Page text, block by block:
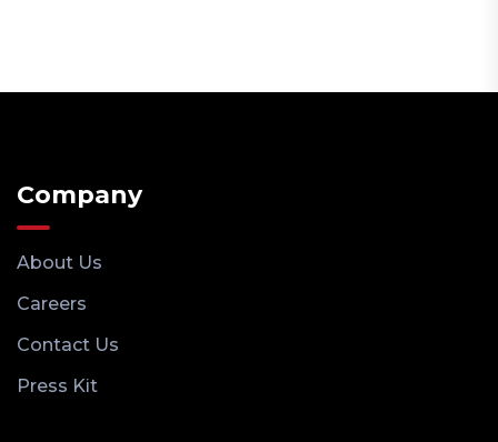
Company
About Us
Careers
Contact Us
Press Kit